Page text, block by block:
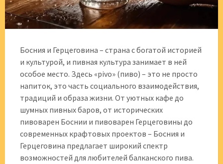
Босния и Герцеговина – страна с богатой историей
и культурой, и пивная культура занимает в ней
особое место. Здесь «pivo» (пиво) – это не просто
напиток, это часть социального взаимодействия,
традиций и образа жизни. От уютных кафе до
шумных пивных баров, от исторических
пивоварен Боснии и пивоварен Герцеговины до
современных крафтовых проектов – Босния и
Герцеговина предлагает широкий спектр
возможностей для любителей балканского пива.